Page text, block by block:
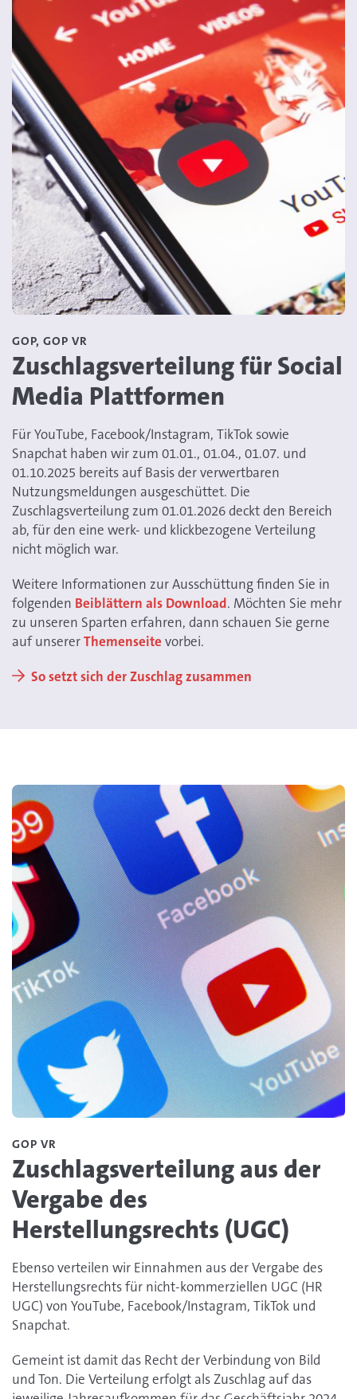
GOP, GOP VR
Zuschlagsverteilung für Social
Media Plattformen
Für YouTube, Facebook/Instagram, TikTok sowie
Snapchat haben wir zum 01.01., 01.04., 01.07. und
01.10.2025 bereits auf Basis der verwertbaren
Nutzungsmeldungen ausgeschüttet. Die
Zuschlagsverteilung zum 01.01.2026 deckt den Bereich
ab, für den eine werk- und klickbezogene Verteilung
nicht möglich war.
Weitere Informationen zur Ausschüttung finden Sie in
folgenden Beiblättern als Download. Möchten Sie mehr
zu unseren Sparten erfahren, dann schauen Sie gerne
auf unsererThemenseite vorbei.
So setzt sich der Zuschlag zusammen
GOP VR
Zuschlagsverteilung aus der
Vergabe des
Herstellungsrechts (UGC)
Ebenso verteilen wir Einnahmen aus der Vergabe des
Herstellungsrechts für nicht-kommerziellen UGC (HR
UGC) von YouTube, Facebook/Instagram, TikTok und
Snapchat.
Gemeint ist damit das Recht der Verbindung von Bild
und Ton. Die Verteilung erfolgt als Zuschlag auf das